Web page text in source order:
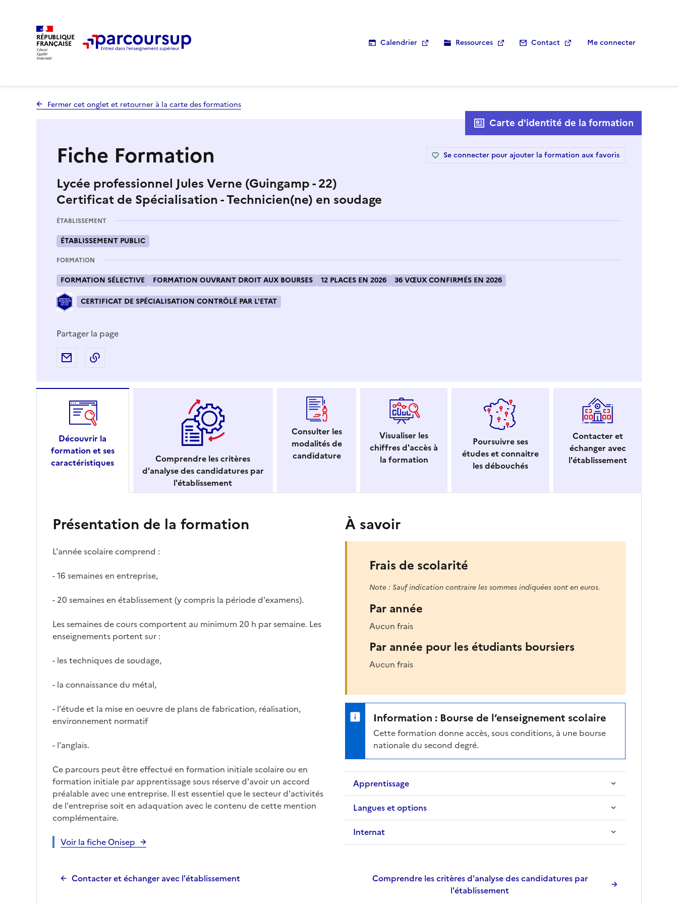
RÉPUBLIQUE
FRANÇAISE Calendrier Ressources Contact Me connecter
Fermer cet onglet et retourner à la carte des formations
Fiche Formation
Lycée professionnel Jules Verne (Guingamp - 22)
Certificat de Spécialisation - Technicien(ne) en soudage
Carte d'identité de la formation
Se connecter pour ajouter la formation aux favoris
ÉTABLISSEMENT
ÉTABLISSEMENT PUBLIC
FORMATION
FORMATION SÉLECTIVE FORMATION OUVRANT DROIT AUX BOURSES 12 PLACES EN 2026 36 VŒUX CONFIRMÉS EN 2026
CERTIFICAT DE SPÉCIALISATION CONTRÔLÉ PAR L'ETAT
Partager la page
Partager par e-mail
Découvrir la
formation et ses
caractéristiques
Comprendre les critères
d'analyse des candidatures par
l'établissement
Consulter les
modalités de
candidature
Visualiser les
chiffres d'accès à
la formation
Poursuivre ses
études et connaitre
les débouchés
Contacter et
échanger avec
l'établissement
Présentation de la formation
L'année scolaire comprend :
- 16 semaines en entreprise,
- 20 semaines en établissement (y compris la période d'examens).
Les semaines de cours comportent au minimum 20 h par semaine. Les
enseignements portent sur :
- les techniques de soudage,
- la connaissance du métal,
- l'étude et la mise en oeuvre de plans de fabrication, réalisation,
environnement normatif
- l'anglais.
Ce parcours peut être effectué en formation initiale scolaire ou en
formation initiale par apprentissage sous réserve d'avoir un accord
préalable avec une entreprise. Il est essentiel que le secteur d'activités
de l'entreprise soit en adaquation avec le contenu de cette mention
complémentaire.
Voir la fiche Onisep
À savoir
Frais de scolarité
Note : Sauf indication contraire les sommes indiquées sont en euros.
Par année
Aucun frais
Par année pour les étudiants boursiers
Aucun frais
Information : Bourse de l’enseignement scolaire
Cette formation donne accès, sous conditions, à une bourse
nationale du second degré.
Apprentissage
Langues et options
Internat
Contacter et échanger avec l'établissement
Comprendre les critères d'analyse des candidatures par
l'établissement